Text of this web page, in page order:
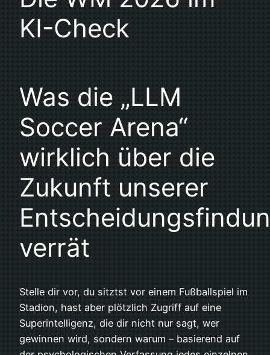
KI-Check
Was die „LLM
Soccer Arena“
wirklich über die
Zukunft unserer
verrät
Stelle dir vor, du sitztst vor einem Fußballspiel im
Stadion, hast aber plötzlich Zugriff auf eine
Superintelligenz, die dir nicht nur sagt, wer
gewinnen wird, sondern warum – basierend auf